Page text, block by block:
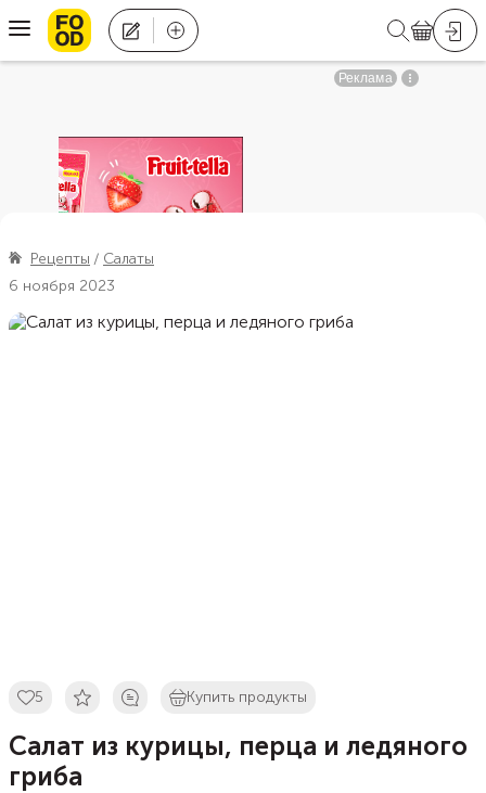
Рецепты
Салаты
6 ноября 2023
5 Купить продукты
Салат из курицы, перца и ледяного
гриба